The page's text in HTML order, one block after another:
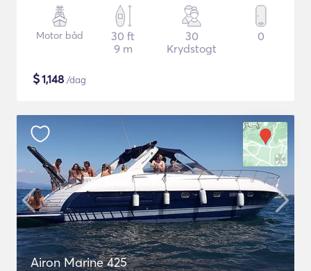
Motor båd
30 ft
9 m
30
Krydstogt
0
$1,148 /dag
Airon Marine 425